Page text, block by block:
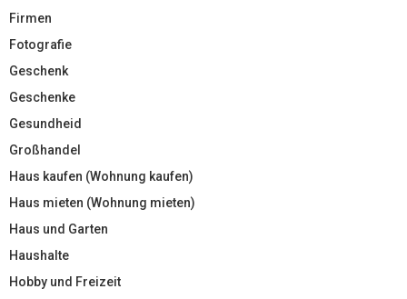
Firmen
Fotografie
Geschenk
Geschenke
Gesundheid
Großhandel
Haus kaufen (Wohnung kaufen)
Haus mieten (Wohnung mieten)
Haus und Garten
Haushalte
Hobby und Freizeit